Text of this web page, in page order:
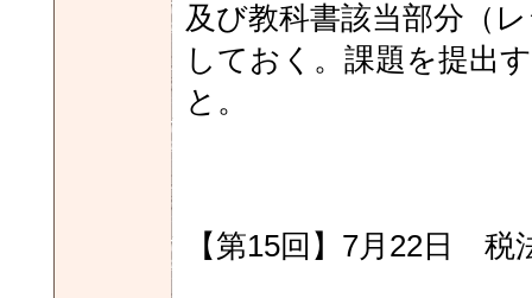
及び教科書該当部分（
しておく。課題を提出
と。
【第15回】7月22日 税